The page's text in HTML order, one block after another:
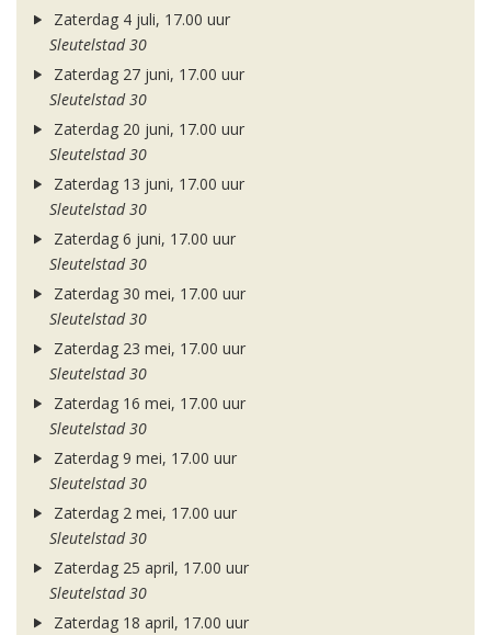
Zaterdag 4 juli, 17.00 uur
Sleutelstad 30
Zaterdag 27 juni, 17.00 uur
Sleutelstad 30
Zaterdag 20 juni, 17.00 uur
Sleutelstad 30
Zaterdag 13 juni, 17.00 uur
Sleutelstad 30
Zaterdag 6 juni, 17.00 uur
Sleutelstad 30
Zaterdag 30 mei, 17.00 uur
Sleutelstad 30
Zaterdag 23 mei, 17.00 uur
Sleutelstad 30
Zaterdag 16 mei, 17.00 uur
Sleutelstad 30
Zaterdag 9 mei, 17.00 uur
Sleutelstad 30
Zaterdag 2 mei, 17.00 uur
Sleutelstad 30
Zaterdag 25 april, 17.00 uur
Sleutelstad 30
Zaterdag 18 april, 17.00 uur